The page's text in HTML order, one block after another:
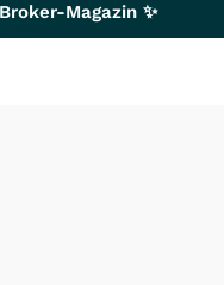
Broker-Magazin ✨